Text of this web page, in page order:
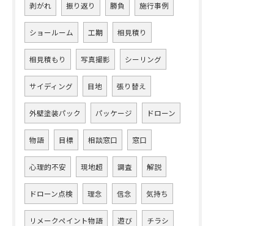
剥がれ 振り返り 勝負 施行事例
ショールーム 工期 相見積り
相見積もり 写真撮影 シーリング
サイディング 目地 張り替え
外壁塗装パック パッケージ ドローン
物語 目標 相談窓口 窓口
心理的不安 現地超 調査 解説
ドローン点検 理念 信念 気持ち
リメークペイント物語 遊び チラシ